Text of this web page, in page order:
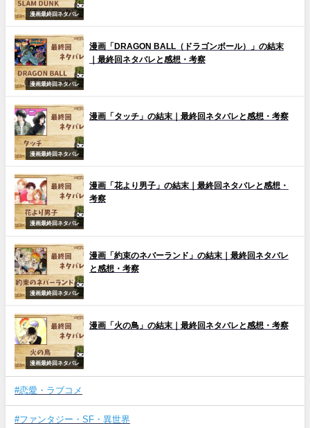
漫画最終回ネタバレ
漫画最終回ネタバレ
漫画「DRAGON BALL（ドラゴンボール）」の結末
｜最終回ネタバレと感想・考察
漫画最終回ネタバレ
漫画「タッチ」の結末｜最終回ネタバレと感想・考察
漫画最終回ネタバレ
漫画「花より男子」の結末｜最終回ネタバレと感想・
考察
漫画最終回ネタバレ
漫画「約束のネバーランド」の結末｜最終回ネタバレ
と感想・考察
漫画最終回ネタバレ
漫画「火の鳥」の結末｜最終回ネタバレと感想・考察
#恋愛・ラブコメ
#ファンタジー・SF・異世界